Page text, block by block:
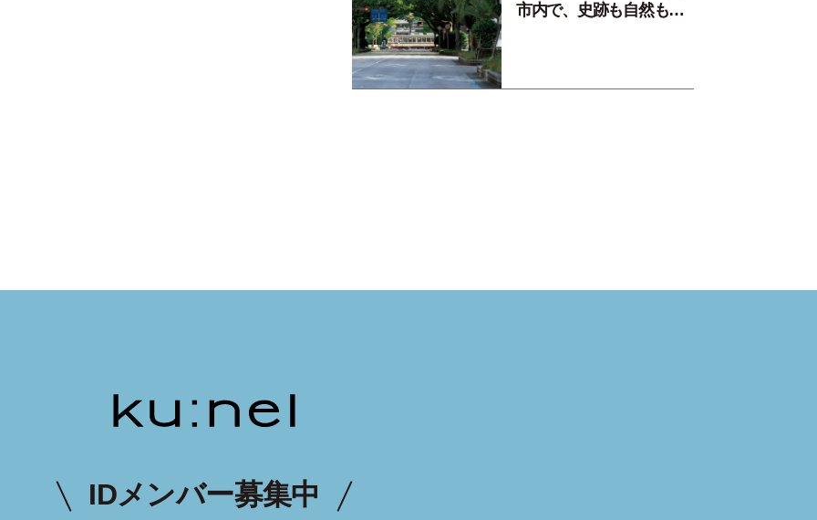
市内で、史跡も自然もグ
IDメンバー募集中